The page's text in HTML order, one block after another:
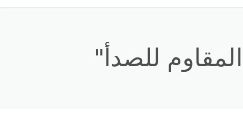
خزانات عمودية من الفولاذ المقاوم للصدأ |
خزانات مياه عمودية
المنتجات